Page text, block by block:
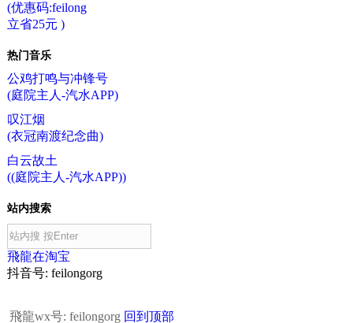
(优惠码:feilong
立省25元 )
热门音乐
公鸡打鸣与冲锋号
(庭院主人-汽水APP)
叹江烟
(衣冠南渡纪念曲)
白云故土
((庭院主人-汽水APP))
站内搜索
飛龍在淘宝
抖音号: feilongorg
飛龍wx号: feilongorg 回到顶部